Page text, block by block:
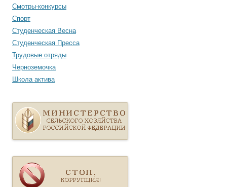
Смотры-конкурсы
Спорт
Студенческая Весна
Студенческая Пресса
Трудовые отряды
Черноземочка
Школа актива